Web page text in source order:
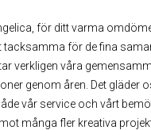
för ditt varma
tacksamma för de fina
verkligen våra
genom åren. Det gläder
vår service och vårt
många fler kreativa